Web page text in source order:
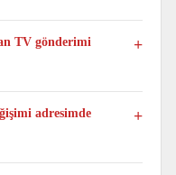
için yalnızca bu modele
TV gönderimi
ait olacak şekilde
ile gönderebilir ve
adresimde
ortamında